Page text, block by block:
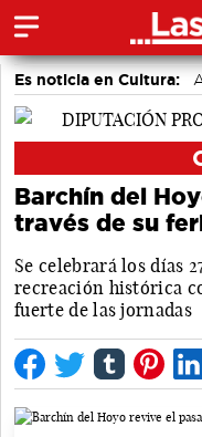
Es noticia en Cultura:
Barchín del
través de su
Se celebrará los días
recreación histórica
fuerte de las jornadas